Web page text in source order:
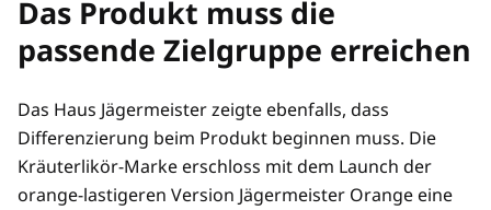
Das Produkt muss die
passende Zielgruppe erreichen
Das Haus Jägermeister zeigte ebenfalls, dass
Differenzierung beim Produkt beginnen muss. Die
Kräuterlikör-Marke erschloss mit dem Launch der
orange-lastigeren Version Jägermeister Orange eine